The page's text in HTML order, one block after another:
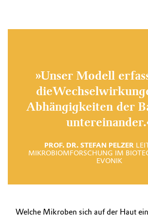
»Unser Modell
Abhängig­keiten der
PROF. DR. STEFAN PELZER
MIKROBIOMFORSCHUNG IM
EVONIK
Welche Mikroben sich auf der Haut